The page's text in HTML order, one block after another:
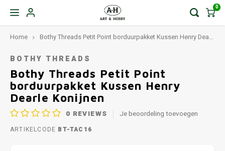
0
Home Bothy Threads Petit Point borduurpakket Kussen Henry Dearle Konijnen
BOTHY THREADS
Bothy Threads Petit Point
borduurpakket Kussen Henry
Dearle Konijnen
0 REVIEWS Je beoordeling toevoegen
ARTIKELCODE BT-TAC16